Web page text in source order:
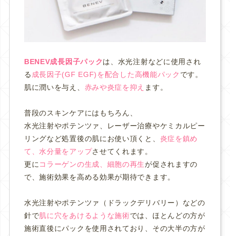
BENEV成長因子パックは、水光注射などに使用され
る 成長因子(GF EGF)を配合した高機能パック です。
肌に潤いを与え、 赤みや炎症を抑え ます。
普段のスキンケアにはもちろん、
水光注射やポテンツァ、レーザー治療やケミカルピー
リングなど処置後の肌にお使い頂くと、 炎症を鎮め
て、水分量をアップさせてくれます。
更に コラーゲンの生成、細胞の再生が促されますの
で、施術効果を高める効果が期待できます。
水光注射やポテンツァ（ドラックデリバリー）などの
針で肌に穴をあけるような施術では、ほとんどの方が
施術直後にパックを使用されており、その大半の方が